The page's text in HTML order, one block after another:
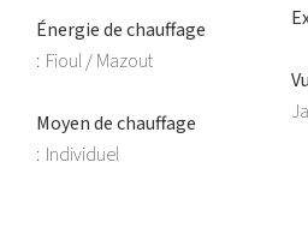
Énergie de chauffage
Fioul / Mazout
Moyen de chauffage
Individuel